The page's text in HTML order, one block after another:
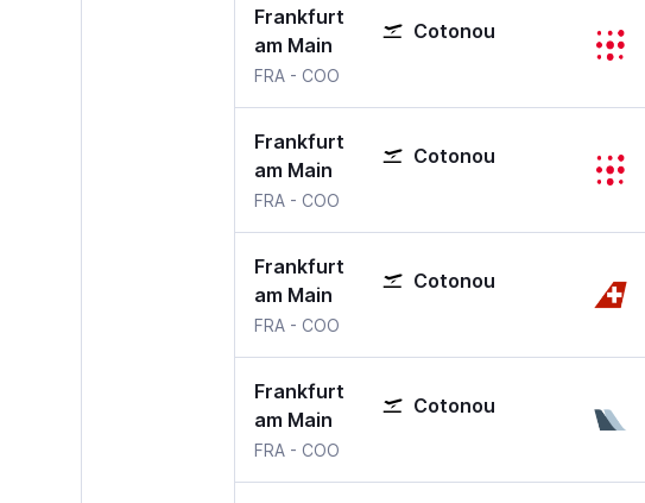
Frankfurt
am Main
Cotonou
FRA- COO
Frankfurt
am Main
Cotonou
FRA- COO
Frankfurt
am Main
Cotonou
FRA- COO
Frankfurt
am Main
Cotonou
FRA- COO